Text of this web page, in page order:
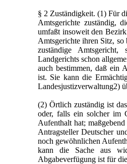
§ 2 Zuständigkeit. (1) Für
Amtsgerichte zuständig,
umfaßt insoweit den
Amtsgerichte ihren Sitz, so
zuständige
Landgerichts schon
auch bestimmen, daß ein
ist. Sie kann die
Landesjustizverwaltung2)
(2) Örtlich zuständig ist
oder, falls ein solcher im
Aufenthalt hat;
Antragsteller Deutscher
noch gewöhnlichen
kann die Sache aus
Abgabeverfügung ist für